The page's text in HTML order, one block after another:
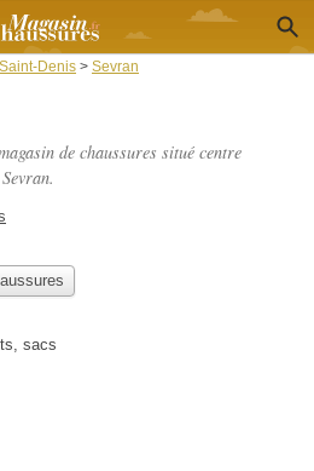
Denis > Sevran
de chaussures situé centre
, sacs